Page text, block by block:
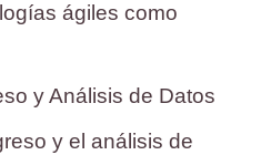
ágiles como
y Análisis de Datos
y el análisis de